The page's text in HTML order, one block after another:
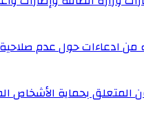
من ادعاءات حول عدم
المتعلق بحماية